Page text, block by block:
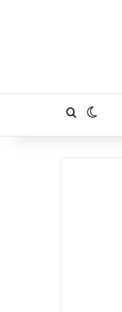
تغییر پوستهجستجو برای